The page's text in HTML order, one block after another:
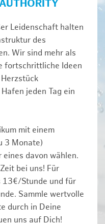
Leidenschaft halten
des
Wir sind mehr als
fortschrittliche Ideen
jeden Tag ein
mit einem
3 Monate)
eines davon wählen.
bei uns! Für
13€/Stunde und für
Sammle wertvolle
durch in Deine
uns auf Dich!